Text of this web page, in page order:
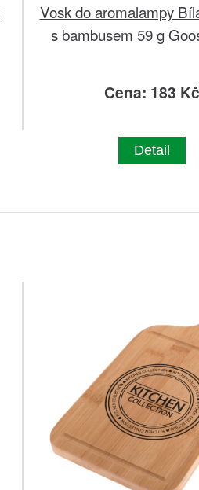
Vosk do aromalampy
s bambusem 59 g
Cena: 183 Kč
Detail